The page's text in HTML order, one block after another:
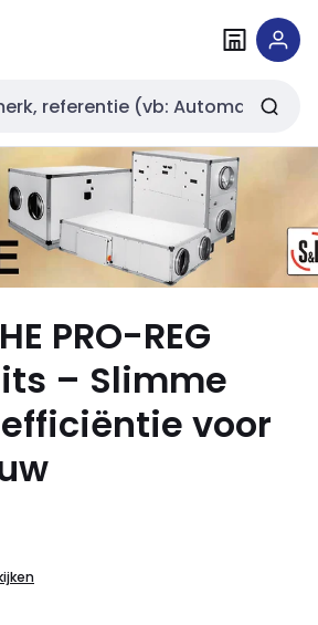
PRO-REG
– Slimme
voor